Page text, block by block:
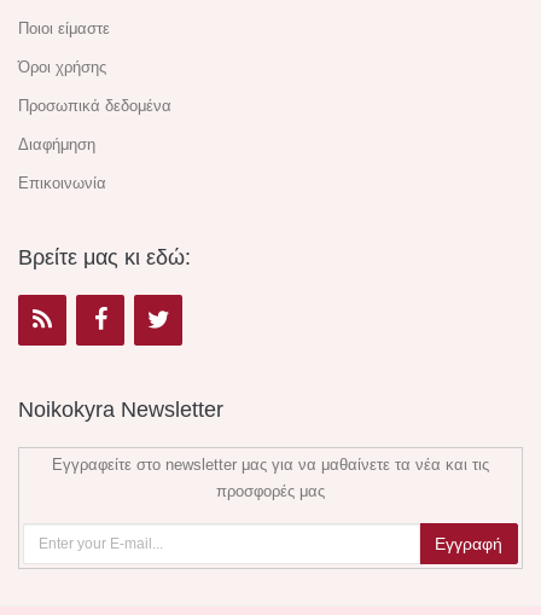
Ποιοι είμαστε
Όροι χρήσης
Προσωπικά δεδομένα
Διαφήμηση
Επικοινωνία
Βρείτε μας κι εδώ:
Noikokyra Newsletter
Εγγραφείτε στο newsletter μας για να μαθαίνετε τα νέα και τις
προσφορές μας